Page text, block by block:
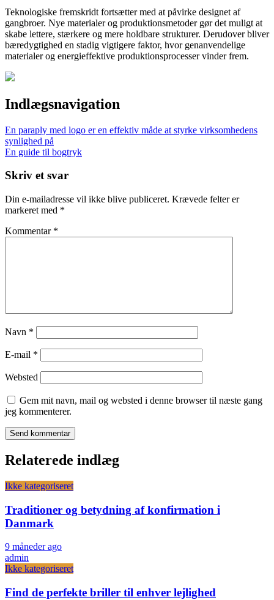
Teknologiske fremskridt fortsætter med at påvirke designet af
gangbroer. Nye materialer og produktionsmetoder gør det muligt at
skabe lettere, stærkere og mere holdbare strukturer. Derudover bliver
bæredygtighed en stadig vigtigere faktor, hvor genanvendelige
materialer og energieffektive produktionsprocesser vinder frem.
Indlægsnavigation
En paraply med logo er en effektiv måde at styrke virksomhedens
synlighed på
En guide til bogtryk
Skriv et svar
Din e-mailadresse vil ikke blive publiceret. Krævede felter er
markeret med *
Kommentar *
Navn *
E-mail *
Websted
Gem mit navn, mail og websted i denne browser til næste gang
jeg kommenterer.
Relaterede indlæg
Ikke kategoriseret
Traditioner og betydning af konfirmation i
Danmark
9 måneder ago
admin
Ikke kategoriseret
Find de perfekte briller til enhver lejlighed